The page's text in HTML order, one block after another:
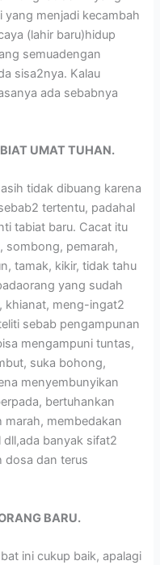
yang menjadi kecambah
(lahir baru)hidup
semuadengan
sisa2nya. Kalau
ada sebabnya
UMAT TUHAN.
tidak dibuang karena
tertentu, padahal
tabiat baru. Cacat itu
sombong, pemarah,
tamak, kikir, tidak tahu
yang sudah
khianat, meng-ingat2
sebab pengampunan
mengampuni tuntas,
suka bohong,
menyembunyikan
bertuhankan
membedakan
banyak sifat2
dosa dan terus
BARU.
ini cukup baik, apalagi